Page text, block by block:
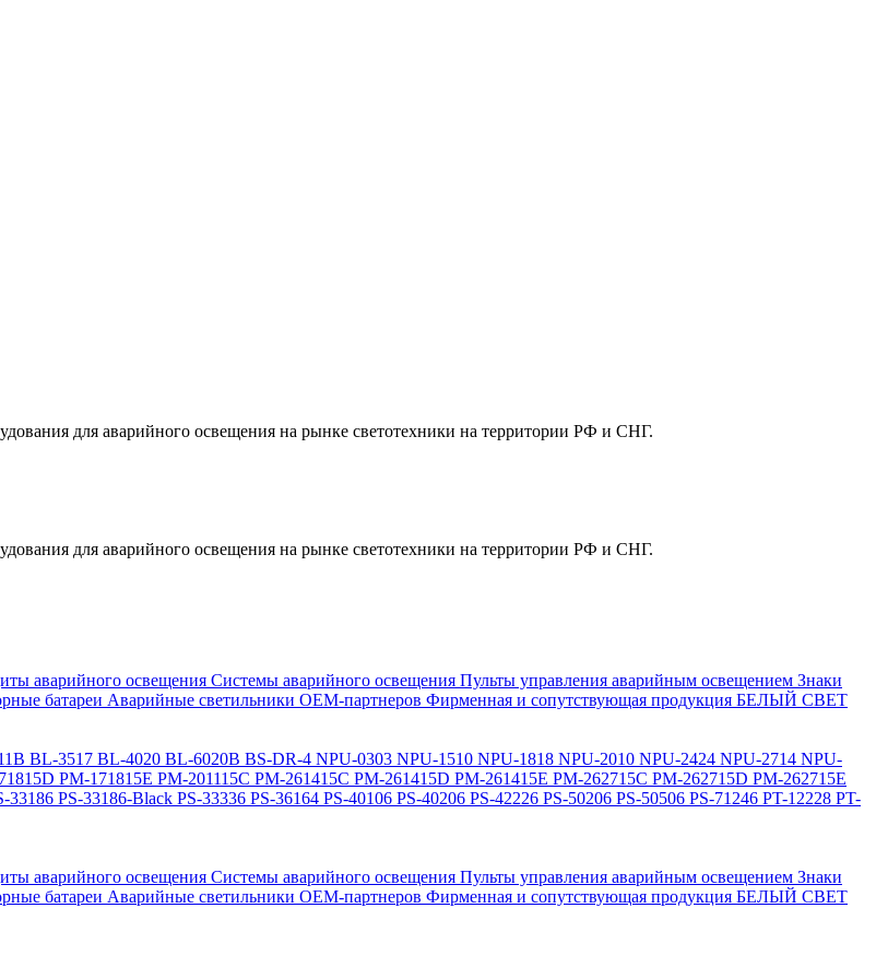
для аварийного освещения на рынке светотехники на территории РФ и СНГ.
для аварийного освещения на рынке светотехники на территории РФ и СНГ.
аварийного освещения Системы аварийного освещения Пульты управления аварийным освещением Знаки
батареи Аварийные светильники ОЕМ-партнеров Фирменная и сопутствующая продукция БЕЛЫЙ СВЕТ
BL-3517 BL-4020 BL-6020B BS-DR-4 NPU-0303 NPU-1510 NPU-1818 NPU-2010 NPU-2424 NPU-2714 NPU-
PM-171815E PM-201115C PM-261415C PM-261415D PM-261415E PM-262715C PM-262715D PM-262715E
33186 PS-33186-Black PS-33336 PS-36164 PS-40106 PS-40206 PS-42226 PS-50206 PS-50506 PS-71246 PT-12228 PT-
аварийного освещения Системы аварийного освещения Пульты управления аварийным освещением Знаки
батареи Аварийные светильники ОЕМ-партнеров Фирменная и сопутствующая продукция БЕЛЫЙ СВЕТ